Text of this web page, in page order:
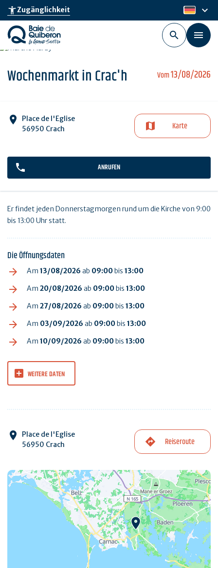
Skip
main
content
accessibility_newZugänglichkeit de
keyboard_arrow_down
Vom13/08/2026
Wochenmarkt in Crac'h
Place de l'Eglise
56950 Crach
Karte
ANRUFEN
Er findet jeden Donnerstagmorgen rund um die Kirche von 9:00
bis 13:00 Uhr statt.
Die Öffnungsdaten
Am 13/08/2026 ab 09:00bis 13:00
Am 20/08/2026 ab 09:00bis 13:00
Am 27/08/2026 ab 09:00bis 13:00
Am 03/09/2026 ab 09:00bis 13:00
Am 10/09/2026 ab 09:00bis 13:00
WEITERE DATEN
Place de l'Eglise
56950 Crach
Reiseroute